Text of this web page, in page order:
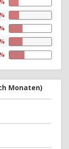
Monaten)